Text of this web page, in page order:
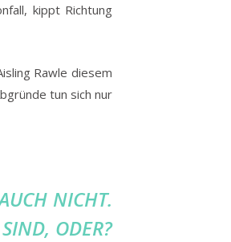
kippt Richtung
Rawle diesem
tun sich nur
NICHT.
ODER?